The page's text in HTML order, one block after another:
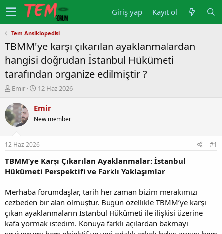
Giriş yap Kayıt ol
Tem Ansiklopedisi
TBMM'ye karşı çıkarılan ayaklanmalardan
hangisi doğrudan İstanbul Hükümeti
tarafından organize edilmiştir ?
K
n
u
y
b
a
ş
l
a
a
n
Emir
B
ş
a
g
ı
ç
t
a
i
h
i
12 Haz 2026
Emir
New member
12 Haz 2026 #1
TBMM’ye Karşı Çıkarılan Ayaklanmalar: İstanbul
Hükümeti Perspektifi ve Farklı Yaklaşımlar
Merhaba forumdaşlar, tarih her zaman bizim merakımızı
cezbeden bir alan olmuştur. Bugün özellikle TBMM’ye karşı
çıkan ayaklanmaların İstanbul Hükümeti ile ilişkisi üzerine
kafa yormak istedim. Konuya farklı açılardan bakmayı